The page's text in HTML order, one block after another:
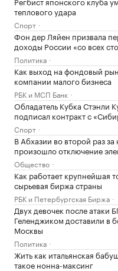
теплового удара
Спорт
Фон дер Ляйен призвала
доходы России «со всех
Политика
Как выход на фондовый
компании малого бизнеса
РБК и МСП Банк
Обладатель Кубка Стэнли
подписал контракт с
Спорт
В Абхазии во второй раз
произошло отключение
Общество
Как работает крупнейшая
сырьевая биржа страны
РБК и Петербургская Биржа
Двух девочек после атаки
Геленджиком доставили в
Москвы
Политика
Жить как итальянская
такое нонна-максинг